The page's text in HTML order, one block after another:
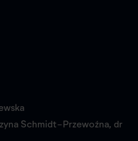
Schmidt-Przewoźna, dr